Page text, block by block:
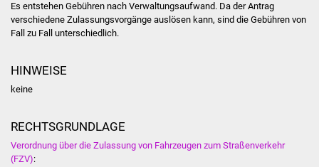
NETZMonitor
Hitzewarnung / UV-
Es entstehen Gebühren nach Verwaltungsaufwand. Da der Antrag
verschiedene Zulassungsvorgänge auslösen kann, sind die Gebühren von
Fall zu Fall unterschiedlich.
HINWEISE
keine
RECHTSGRUNDLAGE
Verordnung über die Zulassung von Fahrzeugen zum Straßenverkehr
(FZV):